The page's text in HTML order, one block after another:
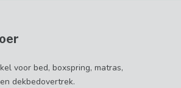
voor bed, boxspring, matras,
dekbedovertrek.